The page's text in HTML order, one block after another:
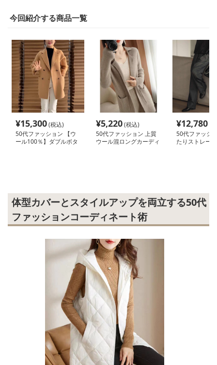
今回紹介する商品一覧
¥15,300(税込)
50代ファッション 【ウ
ール100％】ダブルボタ
¥5,220(税込)
50代ファッション 上質
ウール混ロングカーディ
¥12,780
50代ファッシ
たりストレー
体型カバーとスタイルアップを両立する50代
ファッションコーディネート術